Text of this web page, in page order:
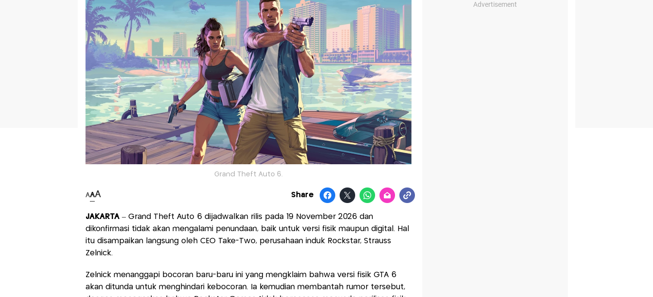
Grand Theft Auto 6.
AAA Share
JAKARTA – Grand Theft Auto 6 dijadwalkan rilis pada 19 November 2026 dan
dikonfirmasi tidak akan mengalami penundaan, baik untuk versi fisik maupun digital. Hal
itu disampaikan langsung oleh CEO Take-Two, perusahaan induk Rockstar, Strauss
Zelnick.
Zelnick menanggapi bocoran baru-baru ini yang mengklaim bahwa versi fisik GTA 6
akan ditunda untuk menghindari kebocoran. Ia kemudian membantah rumor tersebut,
Advertisement